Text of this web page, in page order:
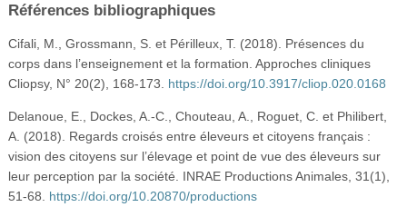
Références bibliographiques
Cifali, M., Grossmann, S. et Périlleux, T. (2018). Présences du
corps dans l’enseignement et la formation. Approches cliniques
Cliopsy, N° 20(2), 168-173. https://doi.org/10.3917/cliop.020.0168
Delanoue, E., Dockes, A.-C., Chouteau, A., Roguet, C. et Philibert,
A. (2018). Regards croisés entre éleveurs et citoyens français :
vision des citoyens sur l’élevage et point de vue des éleveurs sur
leur perception par la société. INRAE Productions Animales, 31(1),
51-68. https://doi.org/10.20870/productions